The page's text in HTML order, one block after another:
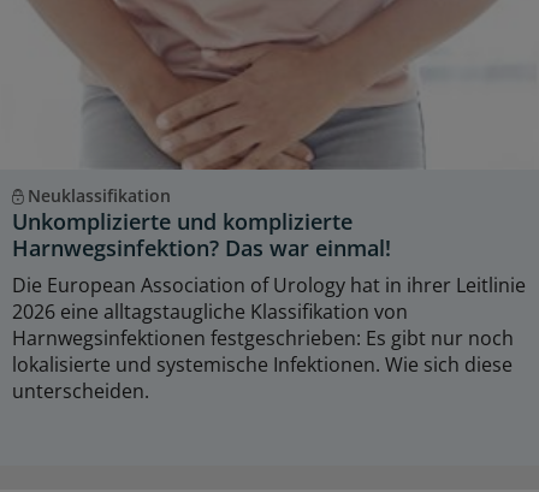
Neuklassifikation
Unkomplizierte und komplizierte
Harnwegsinfektion? Das war einmal!
Die European Association of Urology hat in ihrer Leitlinie
2026 eine alltagstaugliche Klassifikation von
Harnwegsinfektionen festgeschrieben: Es gibt nur noch
lokalisierte und systemische Infektionen. Wie sich diese
unterscheiden.